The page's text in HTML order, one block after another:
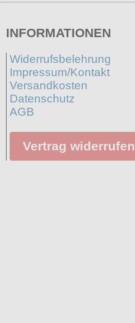
INFORMATIONEN
Widerrufsbelehrung
Impressum/Kontakt
Versandkosten
Datenschutz
AGB
Vertrag widerrufen